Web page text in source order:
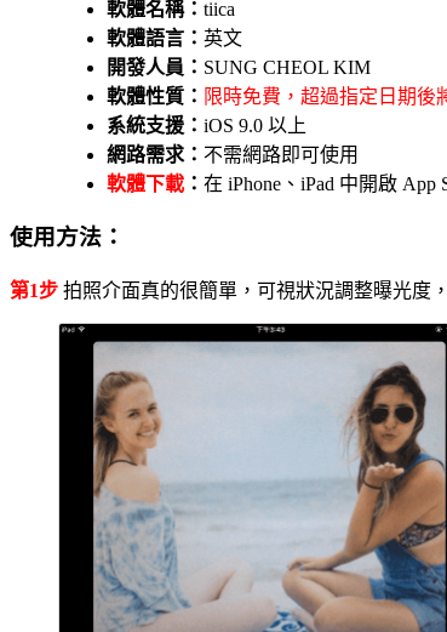
軟體名稱： tiica
軟體語言： 英文
開發人員： SUNG CHEOL KIM
軟體性質： 限時免費，超過指定日期後
系統支援： iOS 9.0 以上
網路需求： 不需網路即可使用
軟體下載 ： 在 iPhone、iPad 中開啟
使用方法：
第1步 拍照介面真的很簡單，可視狀況調整曝光度